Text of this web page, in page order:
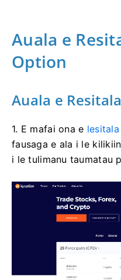
Auala e
Option
Auala e
1. E mafai ona e lesitala
fausaga e ala i le
i le tulimanu taumatau